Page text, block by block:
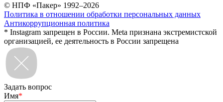
© НПФ «Пакер» 1992–2026
Политика в отношении обработки персональных данных
Антикоррупционная политика
* Instagram запрещен в России. Meta признана экстремистской
организацией, ее деятельность в России запрещена
Задать вопрос
Имя*